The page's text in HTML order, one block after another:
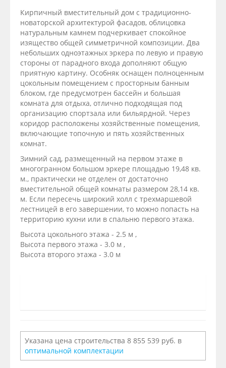
Кирпичный вместительный дом с традиционно-
новаторской архитектурой фасадов, облицовка
натуральным камнем подчеркивает спокойное
изящество общей симметричной композиции. Два
небольших одноэтажных эркера по левую и правую
стороны от парадного входа дополняют общую
приятную картину. Особняк оснащен полноценным
цокольным помещением с просторным банным
блоком, где предусмотрен бассейн и большая
комната для отдыха, отлично подходящая под
организацию спортзала или бильярдной. Через
коридор расположены хозяйственные помещения,
включающие топочную и пять хозяйственных
комнат.
Зимний сад, размещенный на первом этаже в
многогранном большом эркере площадью 19,48 кв.
м., практически не отделен от достаточно
вместительной общей комнаты размером 28,14 кв.
м. Если пересечь широкий холл с трехмаршевой
лестницей в его завершении, то можно попасть на
территорию кухни или в спальню первого этажа.
Высота цокольного этажа - 2.5 м ,
Высота первого этажа - 3.0 м ,
Высота второго этажа - 3.0 м
Указана цена строительства 8 855 539 руб. в
оптимальной комплектации